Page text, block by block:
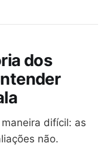
dos
difícil: as
não.